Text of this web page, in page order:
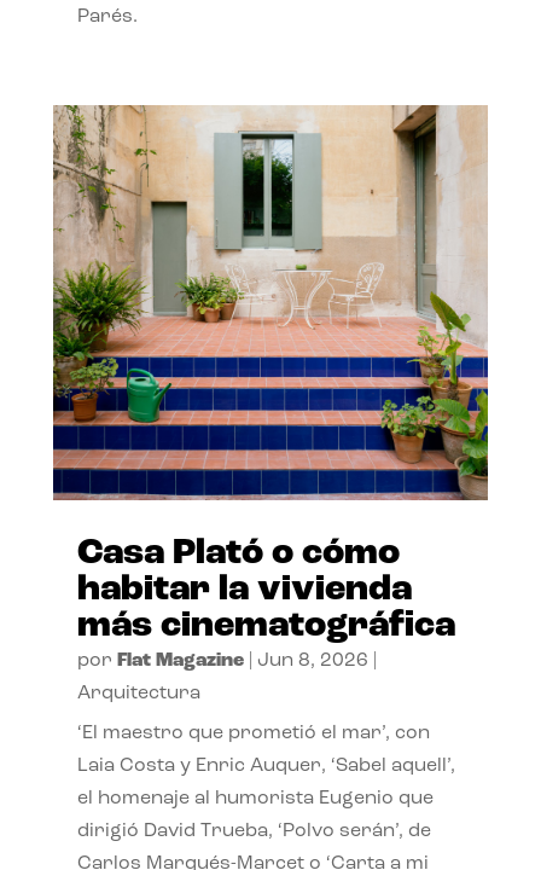
Parés.
Casa Plató o cómo
habitar la vivienda
más cinematográfica
por Flat Magazine| Jun 8, 2026
Arquitectura
‘El maestro que prometió el mar’, con
Laia Costa y Enric Auquer, ‘Sabel aquell’,
el homenaje al humorista Eugenio que
dirigió David Trueba, ‘Polvo serán’, de
Carlos Marqués-Marcet o ‘Carta a mi